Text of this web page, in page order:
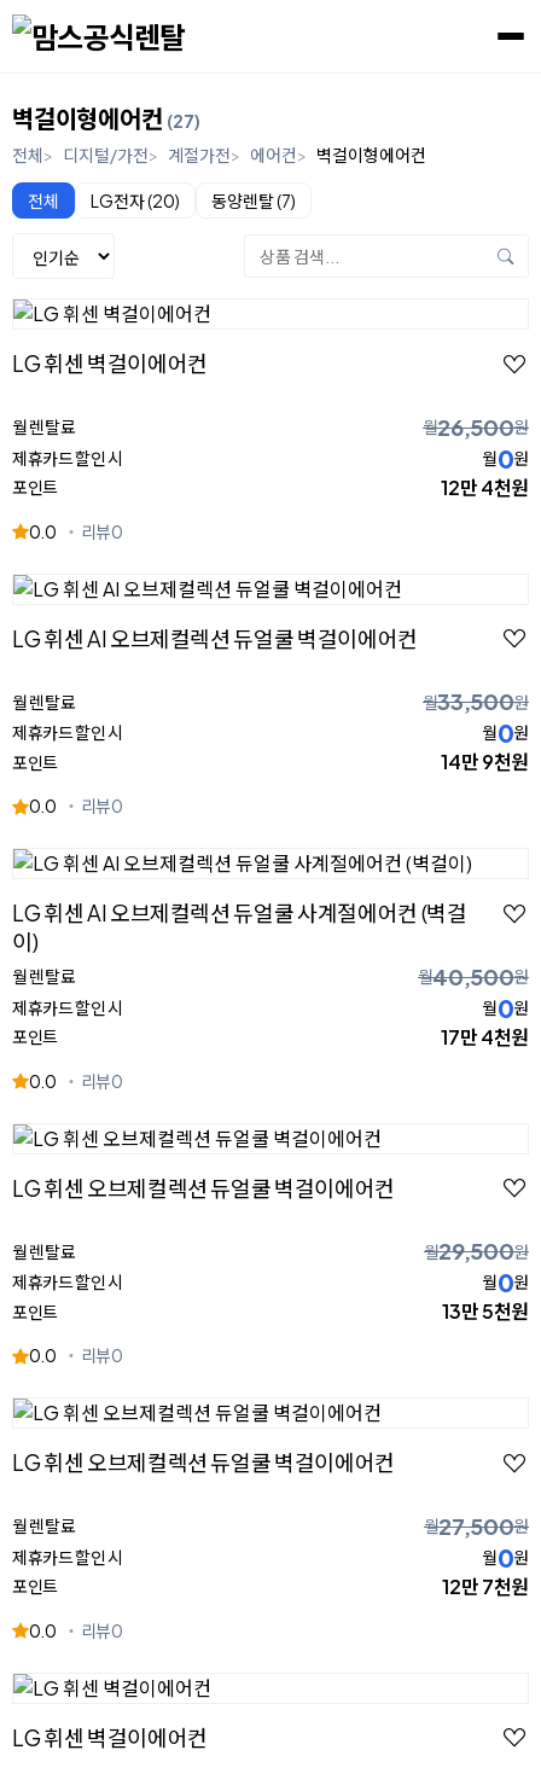
벽걸이형에어컨 (27)
전체
디지털/가전 계절가전 에어컨 벽걸이형에어컨
전체 LG전자 (20) 동양렌탈 (7)
LG 휘센 벽걸이에어컨
월 렌탈료 월26,500원
제휴카드 할인 시
월0원
포인트
12만 4천원
0.0 리뷰0
LG 휘센 AI 오브제컬렉션 듀얼쿨 벽걸이에어컨
월 렌탈료 월33,500원
제휴카드 할인 시
월0원
포인트
14만 9천원
0.0 리뷰0
LG 휘센 AI 오브제컬렉션 듀얼쿨 사계절에어컨 (벽걸
이)
월 렌탈료 월40,500원
제휴카드 할인 시
월0원
포인트
17만 4천원
0.0 리뷰0
LG 휘센 오브제컬렉션 듀얼쿨 벽걸이에어컨
월 렌탈료 월29,500원
제휴카드 할인 시
월0원
포인트
13만 5천원
0.0 리뷰0
LG 휘센 오브제컬렉션 듀얼쿨 벽걸이에어컨
월 렌탈료 월27,500원
제휴카드 할인 시
월0원
포인트
12만 7천원
0.0 리뷰0
LG 휘센 벽걸이에어컨